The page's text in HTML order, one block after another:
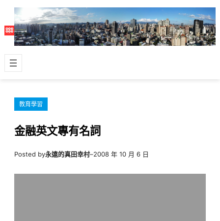
主
容
教育學習
金融英文專有名詞
Posted by永遠的真田幸村–2008 年 10 月 6 日